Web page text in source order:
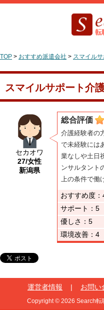
TOP > おすすめ派遣会社 > スマイル
スマイルサポート介
セカオワ
27/女性
新潟県
総合評価
介護経験者の
で未経験には
業なしや土日
ンサルタント
上の条件で働
おすすめ度：
サポート：5
優しさ：5
環境改善：4
運営者情報 | お問い
Copyright © 2026 Search転